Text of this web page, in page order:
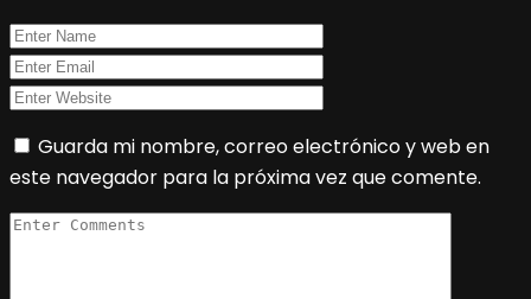
Guarda mi nombre, correo electrónico y web en
este navegador para la próxima vez que comente.